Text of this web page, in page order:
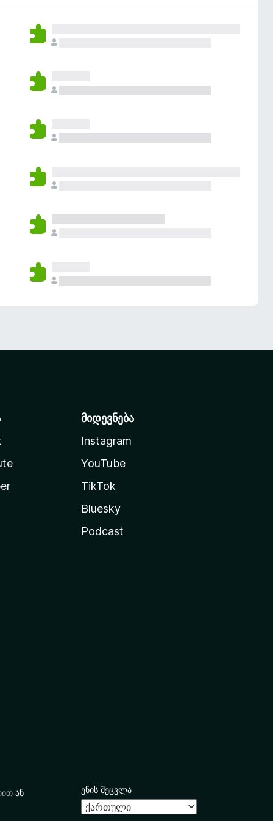
მიდევნება
Instagram
YouTube
TikTok
Bluesky
Podcast
ან ენის შეცვლა